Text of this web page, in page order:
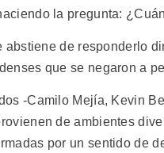
la pregunta:
abstiene de responderlo
que se negaron a
-Camilo Mejía, Kevin
de ambientes
por un sentido de